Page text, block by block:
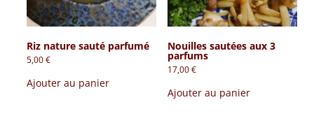
Riz nature sauté parfumé
5,00€
Ajouter au panier
Nouilles sautées aux 3
parfums
17,00€
Ajouter au panier